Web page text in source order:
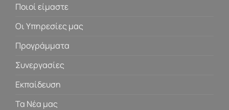
Ποιοί είμαστε
Οι Υπηρεσίες μας
Προγράμματα
Συνεργασίες
Εκπαίδευση
Τα Νέα μας